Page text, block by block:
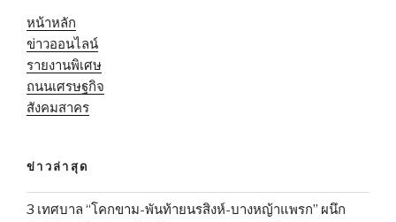
หน้าหลัก
ข่าวออนไลน์
รายงานพิเศษ
ถนนเศรษฐกิจ
สังคมสาคร
ข่าวล่าสุด
3 เทศบาล “โคกขาม-พันท้ายนรสิงห์-บางหญ้าแพรก” ผนึก